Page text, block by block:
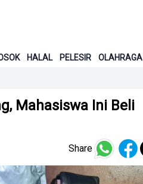
HALAL PELESIR OLAHRAGA
Mahasiswa Ini Beli
Share